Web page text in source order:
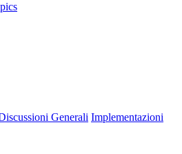
Generali Implementazioni